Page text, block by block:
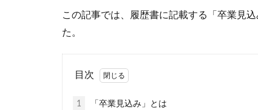
この記事では、履歴書に記載する「卒業見
た。
目次
1 「卒業見込み」とは